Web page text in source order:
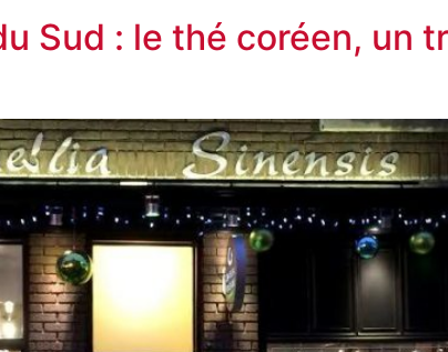
Sud : le thé coréen, un